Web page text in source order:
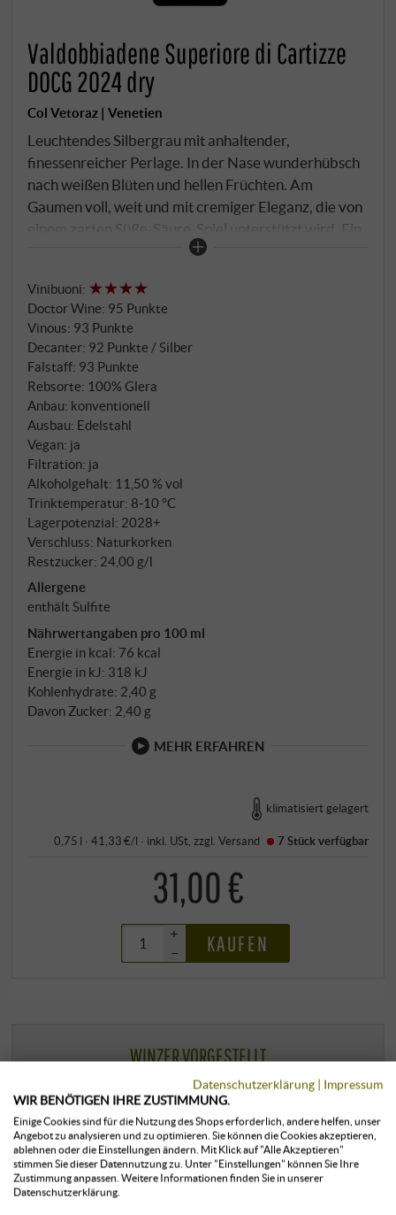
Valdobbiadene Superiore di Cartizze
DOCG 2024 dry
Col Vetoraz | Venetien
Leuchtendes Silbergrau mit anhaltender,
finessenreicher Perlage. In der Nase wunderhübsch
nach weißen Blüten und hellen Früchten. Am
Gaumen voll, weit und mit cremiger Eleganz, die von
einem zarten Süße-Säure-Spiel unterstützt wird. Ein
sehr ausdrucksvoller und sinnlicher Prosecco
Vinibuoni:
Doctor Wine: 95 Punkte
Vinous: 93 Punkte
Decanter: 92 Punkte / Silber
Falstaff: 93 Punkte
Rebsorte: 100% Glera
Anbau: konventionell
Ausbau: Edelstahl
Vegan: ja
Filtration: ja
Alkoholgehalt: 11,50 % vol
Trinktemperatur: 8‑10 °C
Lagerpotenzial: 2028+
Verschluss: Naturkorken
Restzucker: 24,00 g/l
Allergene
enthält Sulfite
Nährwertangaben pro 100 ml
Energie in kcal: 76 kcal
Energie in kJ: 318 kJ
Kohlenhydrate: 2,40 g
Davon Zucker: 2,40 g
MEHR ERFAHREN
klimatisiert gelagert
0,75 l · 41,33 €/l · inkl. USt , zzgl.Versand 7 Stückverfügbar
31,00 €
+
–
KAUFEN
WINZER VORGESTELLT
COL VETORAZ
VENETIEN
Datenschutzerklärung | Impressum
WIR BENÖTIGEN IHRE ZUSTIMMUNG.
Einige Cookies sind für die Nutzung des Shops erforderlich, andere helfen, unser
Angebot zu analysieren und zu optimieren. Sie können die Cookies akzeptieren,
ablehnen oder die Einstellungen ändern. Mit Klick auf "Alle Akzeptieren"
stimmen Sie dieser Datennutzung zu. Unter "Einstellungen" können Sie Ihre
Zustimmung anpassen. Weitere Informationen finden Sie in unserer
Datenschutzerklärung.